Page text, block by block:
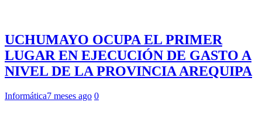
UCHUMAYO OCUPA EL PRIMER
LUGAR EN EJECUCIÓN DE GASTO A
NIVEL DE LA PROVINCIA AREQUIPA
Informática7 meses ago 0